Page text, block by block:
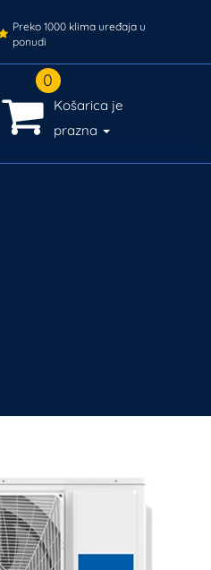
Preko 1000 klima uređaja u
ponudi
0
Košarica je
prazna